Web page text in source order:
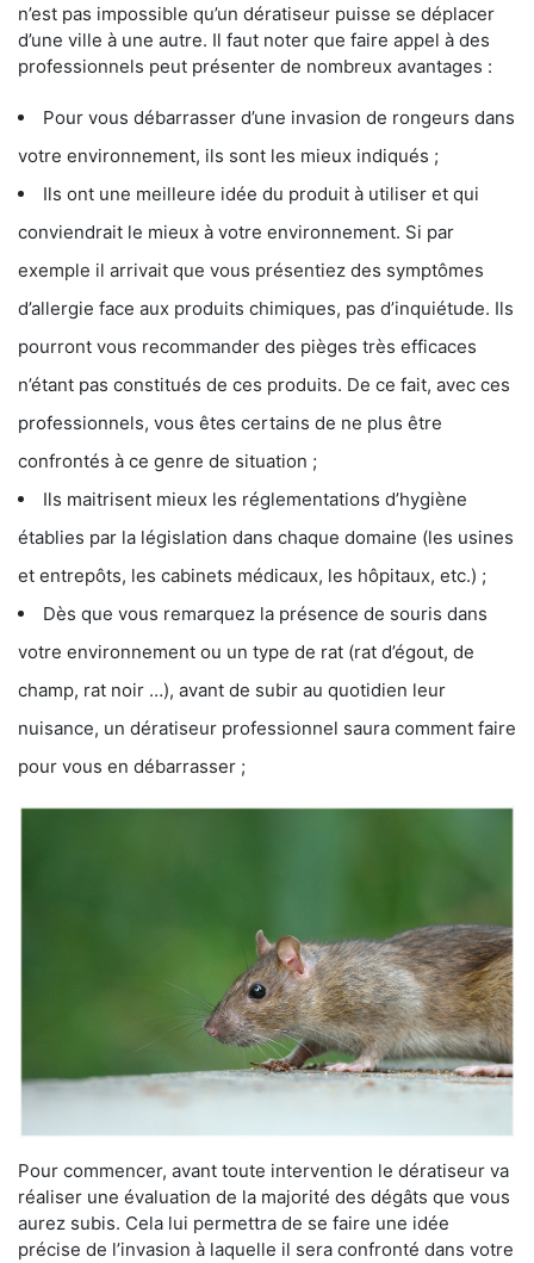
n’est pas impossible qu’un dératiseur puisse se déplacer
d’une ville à une autre. Il faut noter que faire appel à des
professionnels peut présenter de nombreux avantages :
Pour vous débarrasser d’une invasion de rongeurs dans
votre environnement, ils sont les mieux indiqués ;
Ils ont une meilleure idée du produit à utiliser et qui
conviendrait le mieux à votre environnement. Si par
exemple il arrivait que vous présentiez des symptômes
d’allergie face aux produits chimiques, pas d’inquiétude. Ils
pourront vous recommander des pièges très efficaces
n’étant pas constitués de ces produits. De ce fait, avec ces
professionnels, vous êtes certains de ne plus être
confrontés à ce genre de situation ;
Ils maitrisent mieux les réglementations d’hygiène
établies par la législation dans chaque domaine (les usines
et entrepôts, les cabinets médicaux, les hôpitaux, etc.) ;
Dès que vous remarquez la présence de souris dans
votre environnement ou un type de rat (rat d’égout, de
champ, rat noir …), avant de subir au quotidien leur
nuisance, un dératiseur professionnel saura comment faire
pour vous en débarrasser ;
Pour commencer, avant toute intervention le dératiseur va
réaliser une évaluation de la majorité des dégâts que vous
aurez subis. Cela lui permettra de se faire une idée
précise de l’invasion à laquelle il sera confronté dans votre